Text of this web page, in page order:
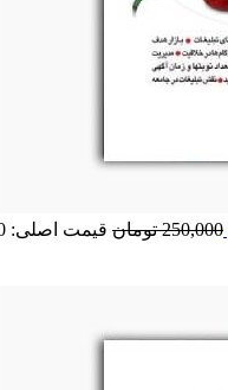
250,000 تومان قیمت اصلی: 250,000 تومان بود.